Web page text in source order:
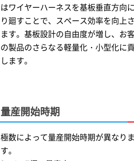
はワイヤーハーネスを基板垂直方向
り廻すことで、スペース効率を向上
ます。基板設計の自由度が増し、お
の製品のさらなる軽量化・小型化に
します。
量産開始時期
極数によって量産開始時期が異なり
す。